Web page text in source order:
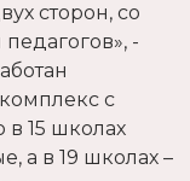
сторон, со
-
с
в 15 школах
а в 19 школах –